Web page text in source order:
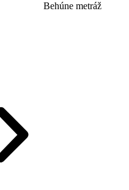
Behúne metráž